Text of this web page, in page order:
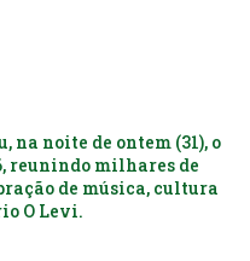
noite de ontem (31), o
reunindo milhares de
de música, cultura
O Levi.